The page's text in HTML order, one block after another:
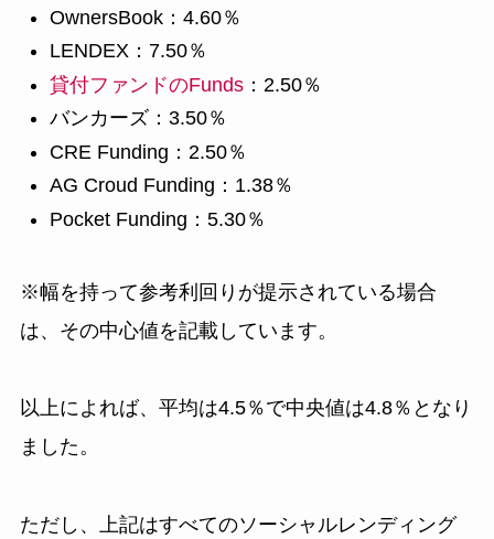
OwnersBook：4.60％
LENDEX：7.50％
貸付ファンドのFunds：2.50％
バンカーズ：3.50％
CRE Funding：2.50％
AG Croud Funding：1.38％
Pocket Funding：5.30％
※幅を持って参考利回りが提示されている場合
は、その中心値を記載しています。
以上によれば、平均は4.5％で中央値は4.8％となり
ました。
ただし、上記はすべてのソーシャルレンディング